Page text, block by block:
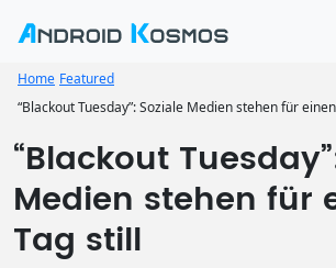
Home Featured
“Blackout Tuesday”: Soziale Medien stehen für
“Blackout
Medien stehen für
Tag still